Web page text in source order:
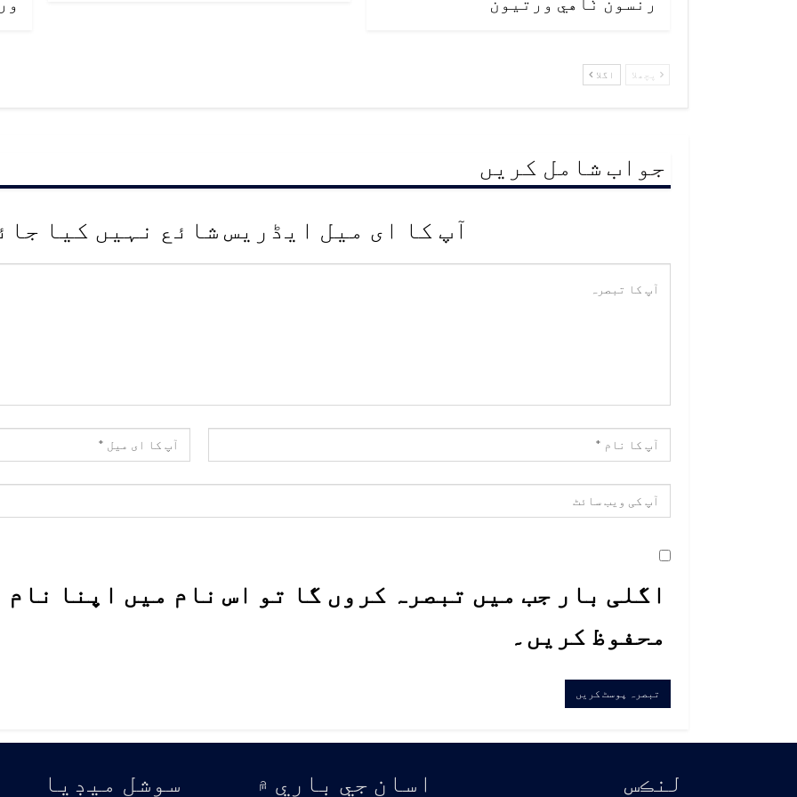
پچھلا اگلا
جواب شامل کریں
آپ کا ای میل ایڈریس شائع نہیں کیا
اگلی بار جب میں تبصرہ کروں گا تو اس نام میں اپنا
محفوظ کریں۔
لنڪس اسان جي باري ۾ سوشل ميڊيا